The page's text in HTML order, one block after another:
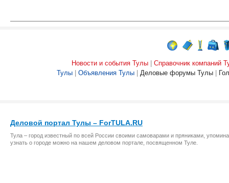
Новости и события Тулы
Справочник компаний
Тулы
Объявления Тулы Деловые форумы Тулы
Деловой портал Тулы – ForTULA.RU
Тула – город известный по всей России своими самоварами и пряниками,
узнать о городе можно на нашем деловом портале, посвященном Туле.